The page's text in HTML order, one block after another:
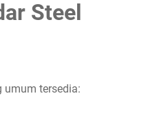
Steel
umum tersedia: